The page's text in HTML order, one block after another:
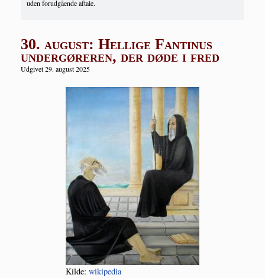
uden forudgående aftale.
30. august: Hellige Fantinus
undergøreren, der døde i fred
Udgivet 29. august 2025
Kil­de: wikipe­dia